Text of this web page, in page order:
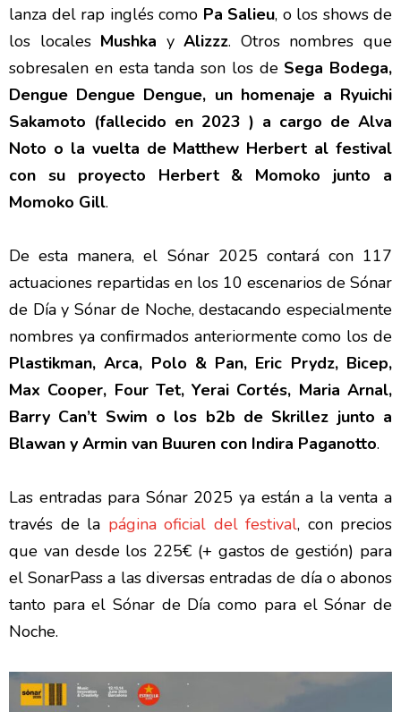
lanza del rap inglés como Pa Salieu, o los shows de
los locales Mushka yAlizzz. Otros nombres que
sobresalen en esta tanda son los deSega Bodega,
Dengue Dengue Dengue, un homenaje a Ryuichi
Sakamoto (fallecido en 2023 ) a cargo de Alva
Noto o la vuelta de Matthew Herbert al festival
con su proyecto Herbert & Momoko junto a
Momoko Gill.
De esta manera, el Sónar 2025 contará con 117
actuaciones repartidas en los 10 escenarios de Sónar
de Día y Sónar de Noche, destacando especialmente
nombres ya confirmados anteriormente como los de
Plastikman, Arca, Polo & Pan, Eric Prydz, Bicep,
Max Cooper, Four Tet, Yerai Cortés, Maria Arnal,
Barry Can’t Swim o los b2b de Skrillez junto a
Blawan y Armin van Buuren con Indira Paganotto.
Las entradas para Sónar 2025 ya están a la venta a
través de la página oficial del festival, con precios
que van desde los 225€ (+ gastos de gestión) para
el SonarPass a las diversas entradas de día o abonos
tanto para el Sónar de Día como para el Sónar de
Noche.